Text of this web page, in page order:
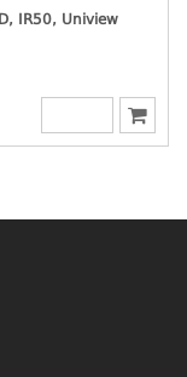
IR50, Uniview